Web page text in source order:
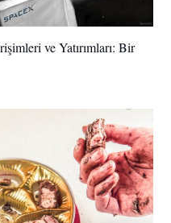
ve Yatırımları: Bir